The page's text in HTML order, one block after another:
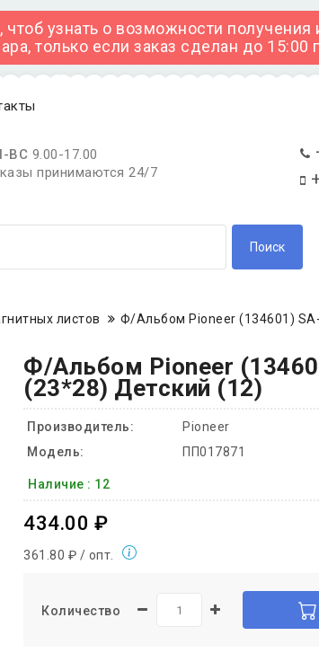
, чтоб узнать о возможности
только если заказ сделан до
ВС 9.00-17.00
принимаются 24/7
Поиск
листов Ф/Альбом Pioneer (134601)
Ф/Альбом Pioneer
(23*28) Детский (12)
Производитель:
Pioneer
Модель:
ПП017871
Наличие : 12
434.00 ₽
361.80 ₽ / опт.
Количество